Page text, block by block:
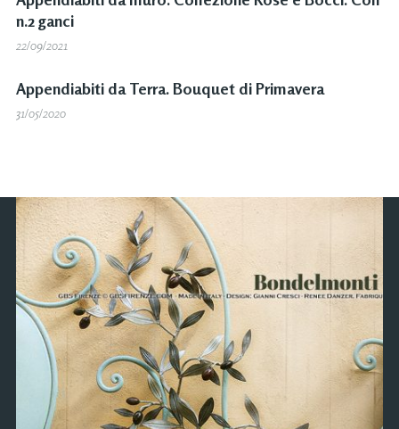
n.2 ganci
22/09/2021
Appendiabiti da Terra. Bouquet di Primavera
31/05/2020